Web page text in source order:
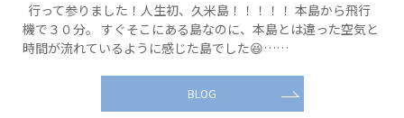
行って参りました！人生初、久米島！！！！！ 本島から飛行
機で３０分。 すぐそこにある島なのに、本島とは違った空気と
時間が流れているように感じた島でした😆……
BLOG